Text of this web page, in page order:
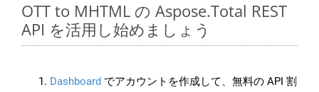
OTT to MHTML の Aspose.Total REST
API を活用し始めましょう
Dashboard でアカウントを作成して、無料の API 割